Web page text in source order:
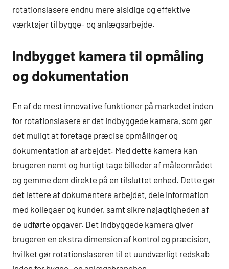
rotationslasere endnu mere alsidige og effektive
værktøjer til bygge- og anlægsarbejde.
Indbygget kamera til opmåling
og dokumentation
En af de mest innovative funktioner på markedet inden
for rotationslasere er det indbyggede kamera, som gør
det muligt at foretage præcise opmålinger og
dokumentation af arbejdet. Med dette kamera kan
brugeren nemt og hurtigt tage billeder af måleområdet
og gemme dem direkte på en tilsluttet enhed. Dette gør
det lettere at dokumentere arbejdet, dele information
med kollegaer og kunder, samt sikre nøjagtigheden af
de udførte opgaver. Det indbyggede kamera giver
brugeren en ekstra dimension af kontrol og præcision,
hvilket gør rotationslaseren til et uundværligt redskab